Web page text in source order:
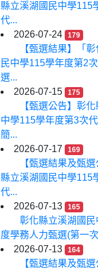
縣立溪湖國民中學115
代...
2026-07-24
179
【甄選結果】「
民中學115學年度第2
選...
2026-07-15
175
【甄選公告】彰
中學115學年度第3次
簡...
2026-07-17
169
【甄選結果及甄
縣立溪湖國民中學115
代...
2026-07-13
165
彰化縣立溪湖國
度學務人力甄選(第一
2026-07-13
164
【甄選結果及甄